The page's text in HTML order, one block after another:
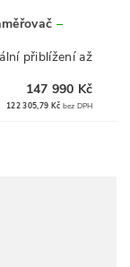
–
přiblížení až
147 990 Kč
122 305,79 Kč bez DPH